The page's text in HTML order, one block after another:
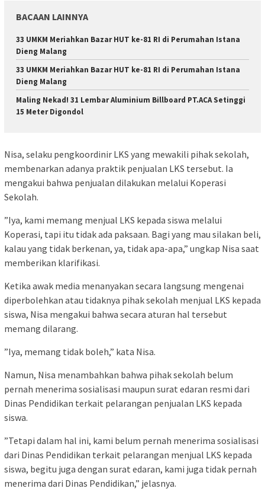
BACAAN LAINNYA
33 UMKM Meriahkan Bazar HUT ke-81 RI di Perumahan Istana
Dieng Malang
33 UMKM Meriahkan Bazar HUT ke-81 RI di Perumahan Istana
Dieng Malang
Maling Nekad! 31 Lembar Aluminium Billboard PT.ACA Setinggi
15 Meter Digondol
​Nisa, selaku pengkoordinir LKS yang mewakili pihak sekolah,
membenarkan adanya praktik penjualan LKS tersebut. Ia
mengakui bahwa penjualan dilakukan melalui Koperasi
Sekolah.
​”Iya, kami memang menjual LKS kepada siswa melalui
Koperasi, tapi itu tidak ada paksaan. Bagi yang mau silakan beli,
kalau yang tidak berkenan, ya, tidak apa-apa,” ungkap Nisa saat
memberikan klarifikasi.
​Ketika awak media menanyakan secara langsung mengenai
diperbolehkan atau tidaknya pihak sekolah menjual LKS kepada
siswa, Nisa mengakui bahwa secara aturan hal tersebut
memang dilarang.
​”Iya, memang tidak boleh,” kata Nisa.
​Namun, Nisa menambahkan bahwa pihak sekolah belum
pernah menerima sosialisasi maupun surat edaran resmi dari
Dinas Pendidikan terkait pelarangan penjualan LKS kepada
siswa.
​”Tetapi dalam hal ini, kami belum pernah menerima sosialisasi
dari Dinas Pendidikan terkait pelarangan menjual LKS kepada
siswa, begitu juga dengan surat edaran, kami juga tidak pernah
menerima dari Dinas Pendidikan,” jelasnya.